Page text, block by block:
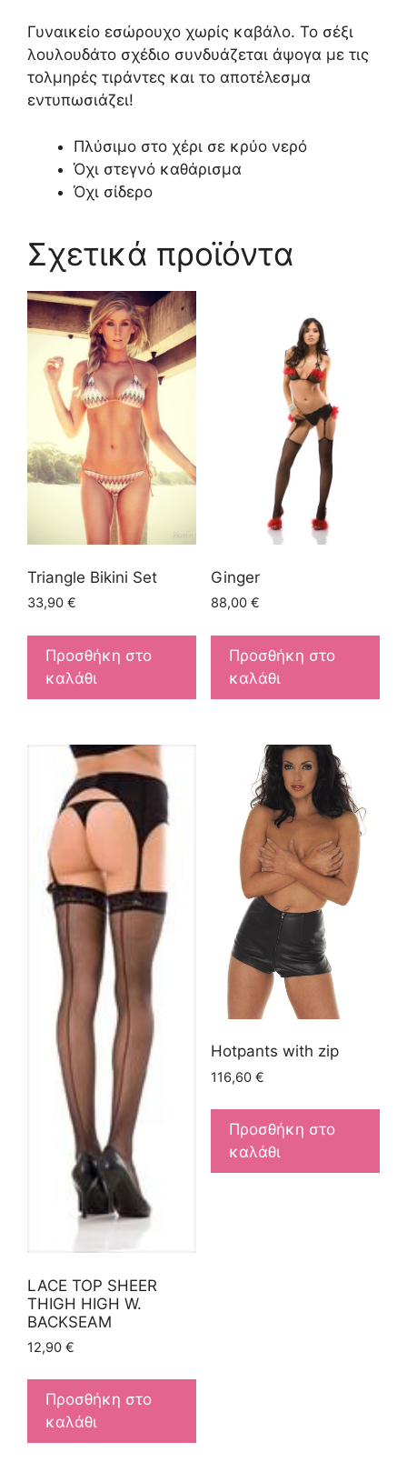
Γυναικείο εσώρουχο χωρίς καβάλο. Το σέξι
λουλουδάτο σχέδιο συνδυάζεται άψογα με τις
τολμηρές τιράντες και το αποτέλεσμα
εντυπωσιάζει!
Πλύσιμο στο χέρι σε κρύο νερό
Όχι στεγνό καθάρισμα
Όχι σίδερο
Σχετικά προϊόντα
Triangle Bikini Set
33,90 €
Προσθήκη στο
καλάθι
Ginger
88,00 €
Προσθήκη στο
καλάθι
LACE TOP SHEER
THIGH HIGH W.
BACKSEAM
12,90 €
Προσθήκη στο
καλάθι
Hotpants with zip
116,60 €
Προσθήκη στο
καλάθι